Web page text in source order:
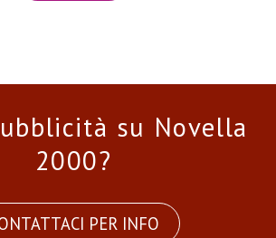
su Novella
2000?
PER INFO